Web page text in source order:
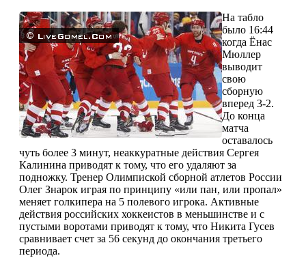
На табло
было 16:44
когда Ёнас
Мюллер
выводит
свою
сборную
вперед 3-2.
До конца
матча
оставалось
чуть более 3 минут, неаккуратные действия Сергея
Калинина приводят к тому, что его удаляют за
подножку. Тренер Олимпиской сборной атлетов России
Олег Знарок играя по принципу «или пан, или пропал»
меняет голкипера на 5 полевого игрока. Активные
действия российских хоккеистов в меньшинстве и с
пустыми воротами приводят к тому, что Никита Гусев
сравнивает счет за 56 секунд до окончания третьего
периода.